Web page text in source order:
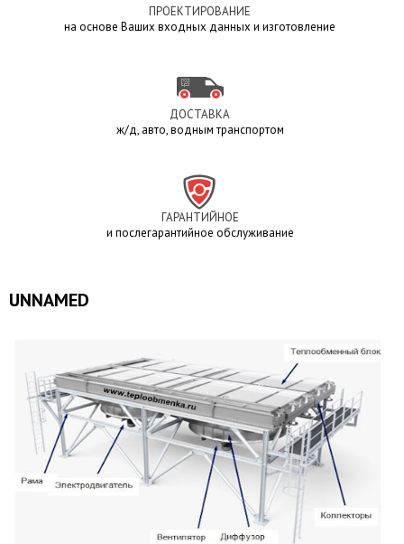
ПРОЕКТИРОВАНИЕ
на основе Ваших входных данных и изготовление
ДОСТАВКА
ж/д, авто, водным транспортом
ГАРАНТИЙНОЕ
и послегарантийное обслуживание
UNNAMED